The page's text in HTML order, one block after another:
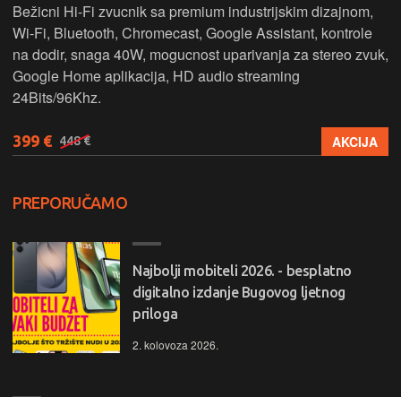
Bežicni Hi-Fi zvucnik sa premium industrijskim dizajnom,
Wi-Fi, Bluetooth, Chromecast, Google Assistant, kontrole
na dodir, snaga 40W, mogucnost uparivanja za stereo zvuk,
Google Home aplikacija, HD audio streaming
24Bits/96Khz.
399 € 448 € AKCIJA
PREPORUČAMO
Najbolji mobiteli 2026. - besplatno
digitalno izdanje Bugovog ljetnog
priloga
2. kolovoza 2026.